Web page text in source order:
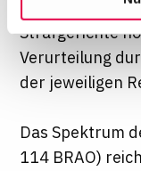
Ihre Einwilligung
Seite auf "Cookie-
Informationen
kann neben
Strafgerichte
Verurteilung
der jeweiligen
Das Spektrum
114 BRAO)